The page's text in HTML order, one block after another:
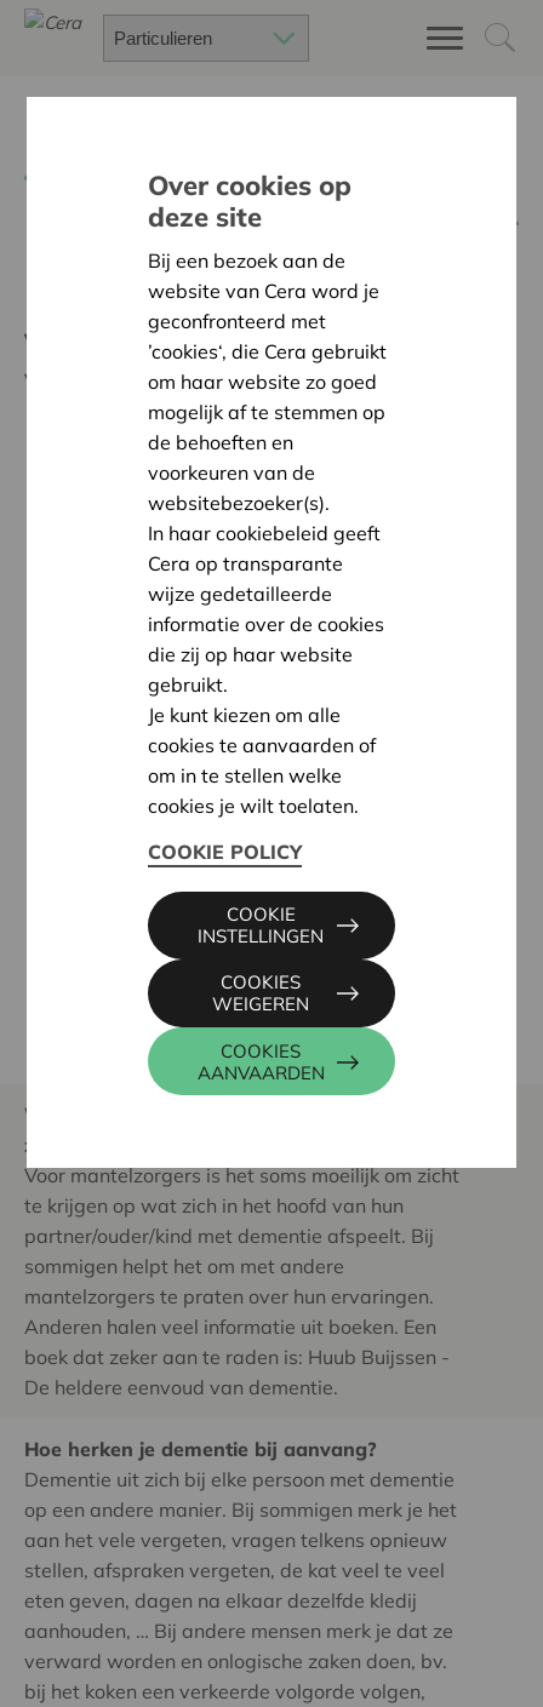
Sterkmakersessie 'To podcast of not to
Het antwoord op enkele
vragen die via de chat
werden gesteld.
Wat is een goede manier om mantelzorgers meer
ziekte inzicht te laten krijgen?
Hoe herken je dementie bij aanvang?
Luc haalde eerder aan dat vragen stellen vaak
confronterend is voor zowel de mantelzorger als de
persoon met dementie, zijn er nog belangrijke
zaken om te weten met het omgaan met mensen
met dementie?
Moet je altijd meepraten met een persoon met
dementie? Ook al klopt hun verhaal totaal niet?
Bijvoorbeeld, mijn grootmoeder praat veel over
haar moeder, maar die is al lang overleden. En zij
denkt dan dat ze nog in leven is en vraagt zich af
Waarom wordt er niet gesproken over ouders die
een kind hebben met jong dementie. Weet ook dat
het omgekeerd kan zijn dat wij als ouderen zorgen
voor een kind met jong dementie.
Wat is een goede manier om mantelzorgers meer
ziekte inzicht te laten krijgen?
Voor mantelzorgers is het soms moeilijk om zicht
te krijgen op wat zich in het hoofd van hun
partner/ouder/kind met dementie afspeelt. Bij
sommigen helpt het om met andere
mantelzorgers te praten over hun ervaringen.
Anderen halen veel informatie uit boeken. Een
boek dat zeker aan te raden is: Huub Buijssen -
De heldere eenvoud van dementie.
Hoe herken je dementie bij aanvang?
Dementie uit zich bij elke persoon met dementie
op een andere manier. Bij sommigen merk je het
aan het vele vergeten, vragen telkens opnieuw
stellen, afspraken vergeten, de kat veel te veel
eten geven, dagen na elkaar dezelfde kledij
aanhouden, … Bij andere mensen merk je dat ze
verward worden en onlogische zaken doen, bv.
bij het koken een verkeerde volgorde volgen,
Over cookies op
deze site
Bij een bezoek aan de
website van Cera word je
geconfronteerd met
’cookies‘, die Cera gebruikt
om haar website zo goed
mogelijk af te stemmen op
de behoeften en
voorkeuren van de
websitebezoeker(s).
In haar cookiebeleid geeft
Cera op transparante
wijze gedetailleerde
informatie over de cookies
die zij op haar website
gebruikt.
Je kunt kiezen om alle
cookies te aanvaarden of
om in te stellen welke
cookies je wilt toelaten.
COOKIE POLICY
COOKIES
AANVAARDEN
COOKIES
WEIGEREN
COOKIE
INSTELLINGEN